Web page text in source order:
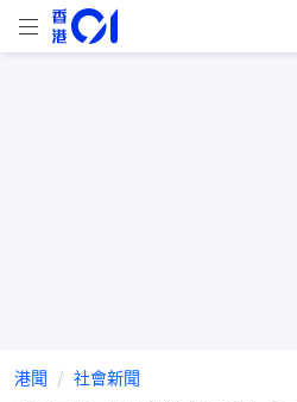
港聞 社會新聞